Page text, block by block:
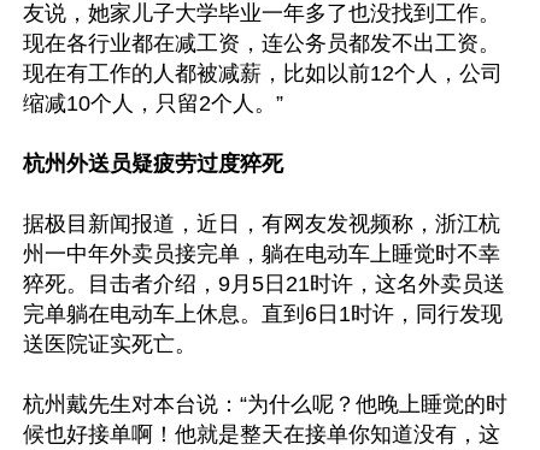
友说，她家儿子大学毕业一年多了也没找到工作。
现在各行业都在减工资，连公务员都发不出工资。
现在有工作的人都被减薪，比如以前12个人，公司
缩减10个人，只留2个人。”
杭州外送员疑疲劳过度猝死
据极目新闻报道，近日，有网友发视频称，浙江杭
州一中年外卖员接完单，躺在电动车上睡觉时不幸
猝死。目击者介绍，9月5日21时许，这名外卖员送
完单躺在电动车上休息。直到6日1时许，同行发现
送医院证实死亡。
杭州戴先生对本台说：“为什么呢？他晚上睡觉的时
候也好接单啊！他就是整天在接单你知道没有，这